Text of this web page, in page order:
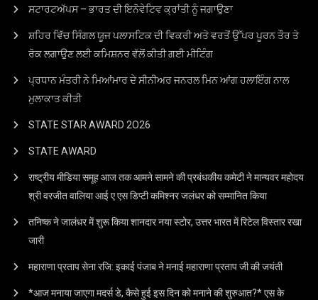
ਸਟਾਰਟਅੱਪਸ – ਭਾਰਤ ਦੀ ਇਨੋਵੇਟਿਵ ਕ੍ਰਾਂਤੀ ਨੂੰ ਜਗਾਉਣਾ
ਸ਼ਹਿਰ ਵਿੱਚ ਸਿੰਗਲ ਯੂਜ ਪਲਾਸਟਿਕ ਦੀ ਵਿਕਰੀ ਅਤੇ ਵਰਤੋਂ ਉੱਪਰ ਪੂਰਨ ਤੌਰ ਤੇ
ਰੋਕ ਲਗਾਉਣ ਲਈ ਕਮਿਸ਼ਨਰ ਵੱਲੋਂ ਕੀਤੀ ਗਈ ਮੀਟਿੰਗ
ਪ੍ਰਧਾਨ ਮੰਤਰੀ ਨੇ ਮਿਆਂਮਾਰ ਦੇ ਸੀਨੀਅਰ ਜਨਰਲ ਮਿਨ ਆਂਗ ਹਲਾਇੰਗ ਨਾਲ
ਮੁਲਾਕਾਤ ਕੀਤੀ
STATE STAR AWARD 2O26
STATE AWARD
राष्ट्रीय मीडिया समूह आज तक आमने सामने की प्रबंधकीय कमेटी ने मान्यवर महोदय
श्री वरजीत वालिया आई ए एस डिप्टी कमिश्नर जलंधर को सम्मानित किया
तनिष्क ने जालंधर में शुरू किया शानदार नया स्टोर, उत्तर भारत में रिटेल विस्तार रखा
जारी
महाराणा प्रताप सेना रजि: इकाई पंजाब ने मनाई महाराणा प्रताप जी की जयंती
*आज मनाया जाएगा मदर्स डे, कैसे हुई इस दिन को मनाने की शुरुआत?* एस के